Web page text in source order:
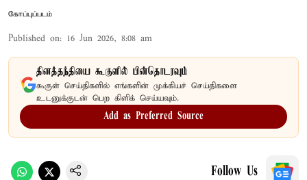
கோப்புப்படம்
Published on: 16 Jun 2026, 8:08 am
தினத்தந்தியை கூகுளில் பின்தொடரவும்
கூகுள் செய்திகளில் எங்களின் முக்கியச் செய்திகளை
உடனுக்குடன் பெற கிளிக் செய்யவும்.
Add as Preferred Source
Follow Us